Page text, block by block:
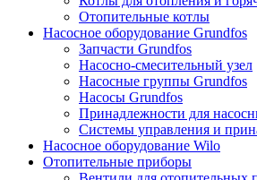
Отопительные котлы
Насосное оборудование Grundfos
Запчасти Grundfos
Насосно-смесительный узел
Насосные группы Grundfos
Насосы Grundfos
Принадлежности для
Системы управления и
Насосное оборудование Wilo
Отопительные приборы